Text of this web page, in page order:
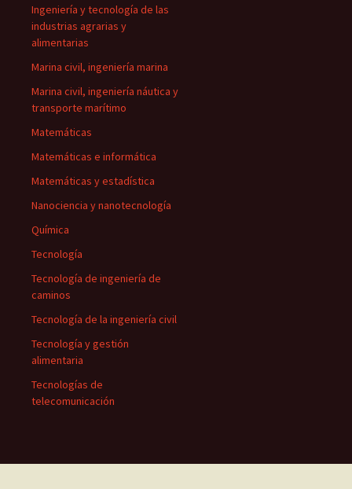
Ingeniería y tecnología de las
industrias agrarias y
alimentarias
Marina civil, ingeniería marina
Marina civil, ingeniería náutica y
transporte marítimo
Matemáticas
Matemáticas e informática
Matemáticas y estadística
Nanociencia y nanotecnología
Química
Tecnología
Tecnología de ingeniería de
caminos
Tecnología de la ingeniería civil
Tecnología y gestión
alimentaria
Tecnologías de
telecomunicación